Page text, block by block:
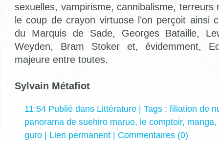
sexuelles, vampirisme, cannibalisme,
le coup de crayon virtuose l’on perçoit ainsi
du Marquis de Sade, Georges Bataille,
Weyden, Bram Stoker et, évidemment,
majeure entre toutes.
Sylvain Métafiot
11:54 Publié dans Littérature | Tags : filiation de
panorama de suehiro maruo, le comptoir, manga,
guro
Lien permanent Commentaires (0)